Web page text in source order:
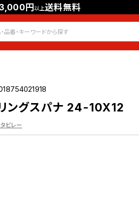
円以上送料無料
会員登録 ログイン お気に入り
ングスパナ 24-10X12
ビレー